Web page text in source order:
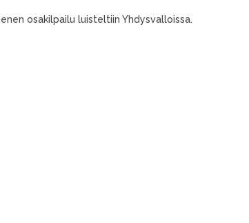
osakilpailu luisteltiin Yhdysvalloissa.